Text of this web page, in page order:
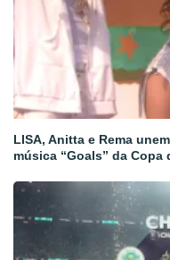
LISA, Anitta e Rema
música “Goals” da Copa